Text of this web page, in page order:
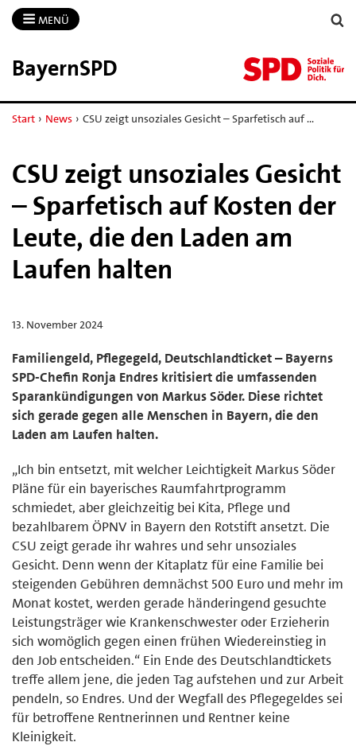
MENÜ
BayernSPD
Start › News › CSU zeigt unsoziales Gesicht – Sparfetisch auf …
CSU zeigt unsoziales Gesicht
– Sparfetisch auf Kosten der
Leute, die den Laden am
Laufen halten
13. November 2024
Familiengeld, Pflegegeld, Deutschlandticket – Bayerns
SPD-Chefin Ronja Endres kritisiert die umfassenden
Sparankündigungen von Markus Söder. Diese richtet
sich gerade gegen alle Menschen in Bayern, die den
Laden am Laufen halten.
„Ich bin entsetzt, mit welcher Leichtigkeit Markus Söder
Pläne für ein bayerisches Raumfahrtprogramm
schmiedet, aber gleichzeitig bei Kita, Pflege und
bezahlbarem ÖPNV in Bayern den Rotstift ansetzt. Die
CSU zeigt gerade ihr wahres und sehr unsoziales
Gesicht. Denn wenn der Kitaplatz für eine Familie bei
steigenden Gebühren demnächst 500 Euro und mehr im
Monat kostet, werden gerade händeringend gesuchte
Leistungsträger wie Krankenschwester oder Erzieherin
sich womöglich gegen einen frühen Wiedereinstieg in
den Job entscheiden.“ Ein Ende des Deutschlandtickets
treffe allem jene, die jeden Tag aufstehen und zur Arbeit
pendeln, so Endres. Und der Wegfall des Pflegegeldes sei
für betroffene Rentnerinnen und Rentner keine
Kleinigkeit.